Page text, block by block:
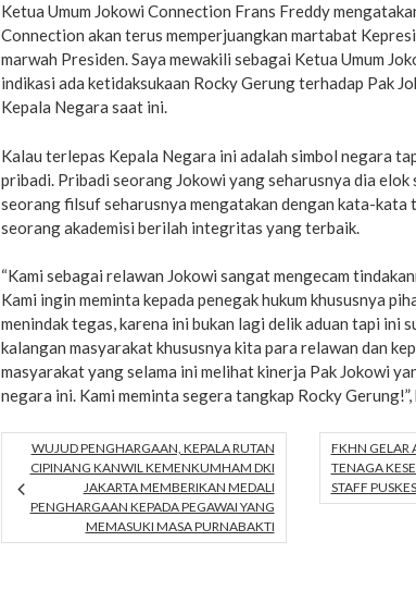
Ketua Umum Jokowi Connection Frans Freddy
Connection akan terus memperjuangkan martabat
marwah Presiden. Saya mewakili sebagai Ketua Umum
indikasi ada ketidaksukaan Rocky Gerung terhadap Pak
Kepala Negara saat ini.
Kalau terlepas Kepala Negara ini adalah simbol negara
pribadi. Pribadi seorang Jokowi yang seharusnya dia elok
seorang filsuf seharusnya mengatakan dengan kata-kata
seorang akademisi berilah integritas yang terbaik.
“Kami sebagai relawan Jokowi sangat mengecam
Kami ingin meminta kepada penegak hukum khususnya
menindak tegas, karena ini bukan lagi delik aduan tapi ini
kalangan masyarakat khususnya kita para relawan dan
masyarakat yang selama ini melihat kinerja Pak Jokowi
negara ini. Kami meminta segera tangkap Rocky
WUJUD PENGHARGAAN, KEPALA RUTAN
CIPINANG KANWIL KEMENKUMHAM DKI
JAKARTA MEMBERIKAN MEDALI
PENGHARGAAN KEPADA PEGAWAI YANG
MEMASUKI MASA PURNABAKTI
FKHN GELAR
TENAGA
STAFF